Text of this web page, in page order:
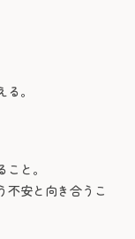
。
と。
不安と向き合うこ